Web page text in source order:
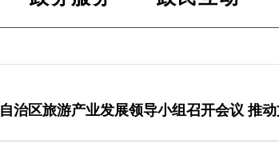
自治区旅游产业发展领导小组召开会议 推